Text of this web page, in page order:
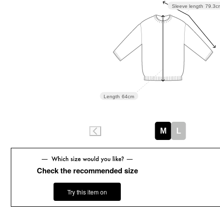
Sleeve length
Length 64cm
M L
Check the recommended size
Try this item on